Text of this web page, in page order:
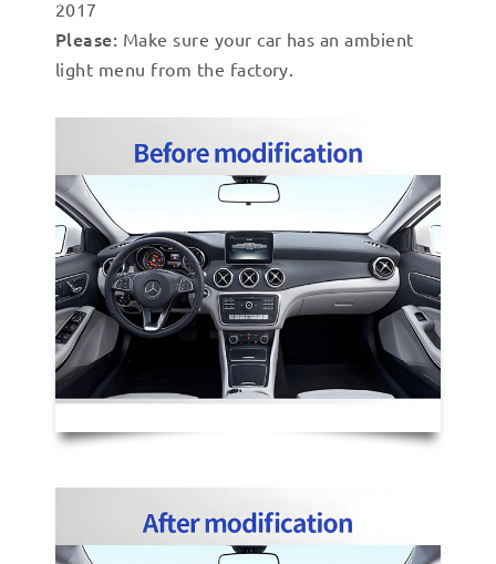
2017
Please: Make sure your car has an ambient
light menu from the factory.